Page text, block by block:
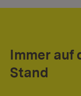
Immer auf
Stand